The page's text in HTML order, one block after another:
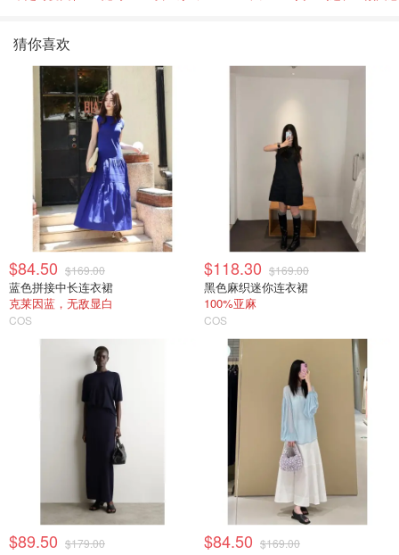
猜你喜欢
$84.50 $169.00
蓝色拼接中长连衣裙
克莱因蓝，无敌显白
COS
$118.30 $169.00
黑色麻织迷你连衣裙
100%亚麻
COS
$89.50 $179.00 $84.50 $169.00